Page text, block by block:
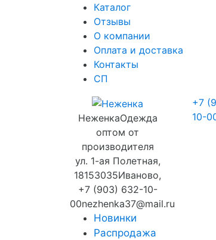
Каталог
Отзывы
О компании
Оплата и доставка
Контакты
СП
НеженкаОдежда
оптом от
производителя
ул. 1-ая Полетная,
18153035Иваново,
+7 (903) 632-10-
00nezhenka37@mail.ru
+7
10-
Новинки
Распродажа